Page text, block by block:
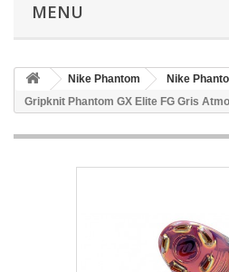
MENU
Nike Phantom Nike
Gripknit Phantom GX Elite FG Gris